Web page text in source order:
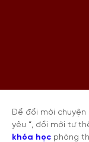
Để đổi mới chuyện
yêu “, đổi mới tư
khóa học phòng